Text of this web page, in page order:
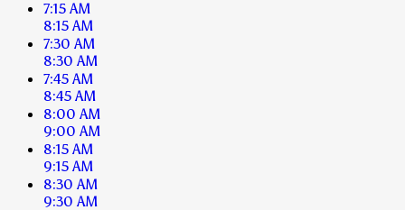
7:15 AM
8:15 AM
7:30 AM
8:30 AM
7:45 AM
8:45 AM
8:00 AM
9:00 AM
8:15 AM
9:15 AM
8:30 AM
9:30 AM